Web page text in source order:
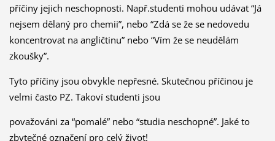
příčiny jejich neschopnosti. Např.studenti mohou udávat “Já
nejsem dělaný pro chemii”, nebo “Zdá se že se nedovedu
koncentrovat na angličtinu” nebo “Vím že se neudělám
zkoušky”.
Tyto příčiny jsou obvykle nepřesné. Skutečnou příčinou je
velmi často PZ. Takoví studenti jsou
považováni za “pomalé” nebo “studia neschopné”. Jaké to
zbytečné označení pro celý život!